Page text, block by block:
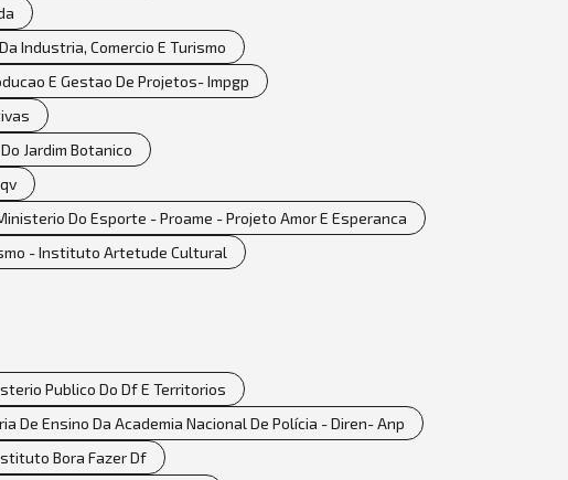
Industria, Comercio E Turismo
E Gestao De Projetos- Impgp
Jardim Botanico
Do Esporte - Proame - Projeto Amor E Esperanca
- Instituto Artetude Cultural
Publico Do Df E Territorios
De Ensino Da Academia Nacional De Polícia - Diren- Anp
Bora Fazer Df